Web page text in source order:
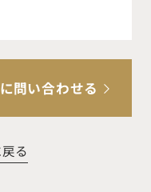
問い合わせる
る